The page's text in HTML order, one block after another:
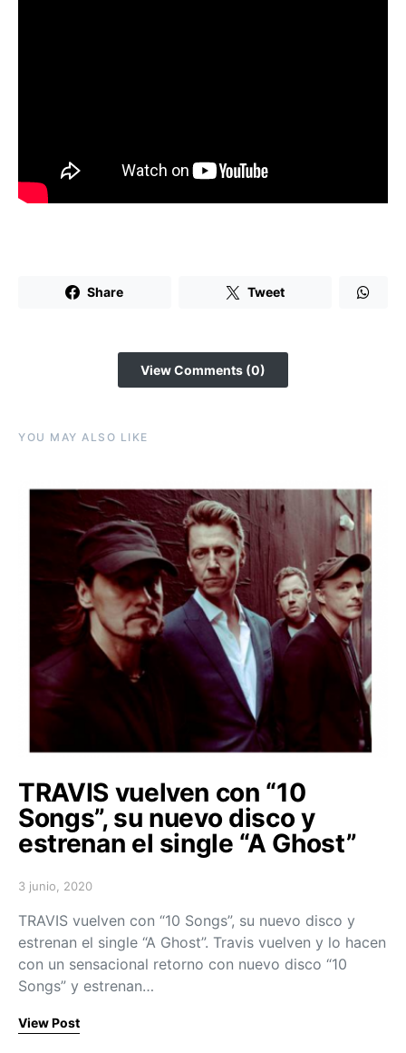
Share Tweet
View Comments (0)
YOU MAY ALSO LIKE
TRAVIS vuelven con “10
Songs”, su nuevo disco y
estrenan el single “A Ghost”
Posted on
3 junio, 2020
TRAVIS vuelven con “10 Songs”, su nuevo disco y
estrenan el single “A Ghost”. Travis vuelven y lo hacen
con un sensacional retorno con nuevo disco “10
Songs” y estrenan…
View Post